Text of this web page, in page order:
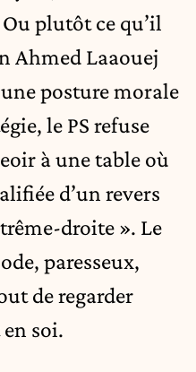
plutôt ce qu’il
Ahmed Laaouej
posture morale
le PS refuse
à une table où
d’un revers
droite ». Le
paresseux,
de regarder
soi.